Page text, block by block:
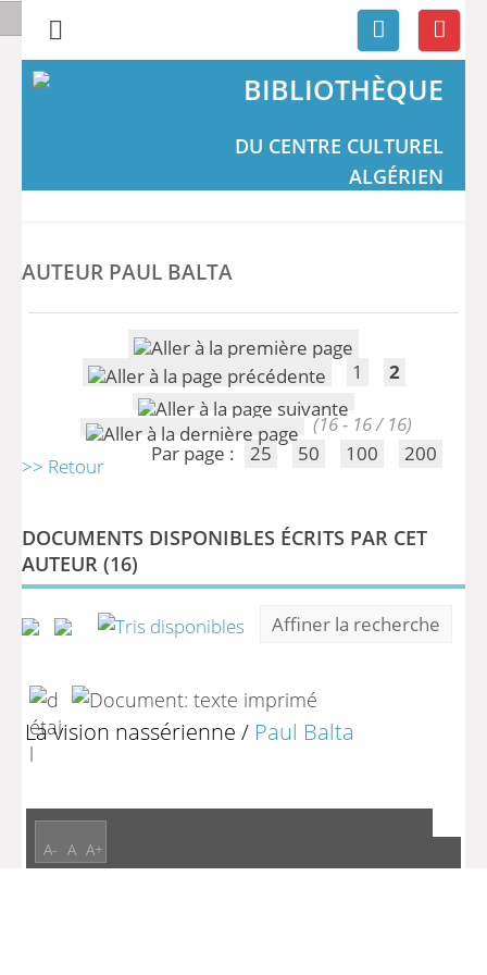
BIBLIOTHÈQUE
DU CENTRE CULTUREL
ALGÉRIEN
AUTEUR PAUL BALTA
1 2
(16 - 16 / 16)
Par page :
25 50 100 200
>> Retour
DOCUMENTS DISPONIBLES ÉCRITS PAR CET
AUTEUR (16)
Affiner la recherche
La vision nassérienne / Paul Balta
A- A A+